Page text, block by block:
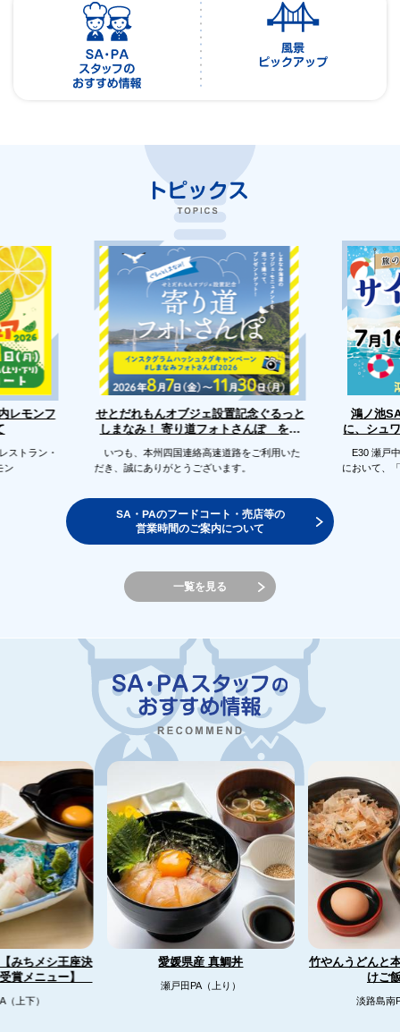
レモンフ
ストラン・
ン
せとだれもんオブジェ設置記念ぐるっと
しまなみ！ 寄り道フォトさんぽ を開
いつも、本州四国連絡高速道路をご利用いた
だき、誠にありがとうございます。
鴻ノ池
に、シュ
E30 瀬戸中
において、
SA・PAのフードコート・売店等の
営業時間のご案内について
一覧を見る
みちメシ王座決
賞メニュー】
（上下）
愛媛県産 真鯛丼
瀬戸田PA（上り）
竹やんうどんと
けご
淡路島南